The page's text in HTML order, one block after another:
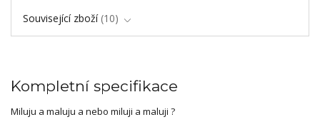
Související zboží 10
Kompletní specifikace
Miluju a maluju a nebo miluji a maluji ?